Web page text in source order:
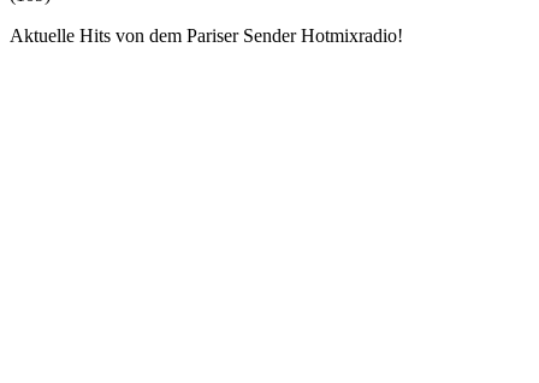
Aktuelle Hits von dem Pariser Sender Hotmixradio!